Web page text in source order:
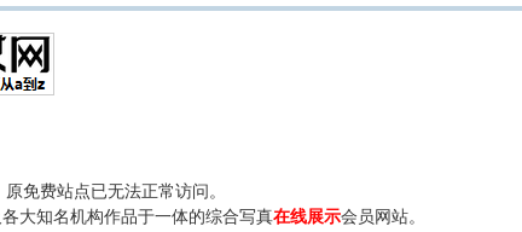
免费站点已无法正常访问。
大知名机构作品于一体的综合写真在线展示会员网站。